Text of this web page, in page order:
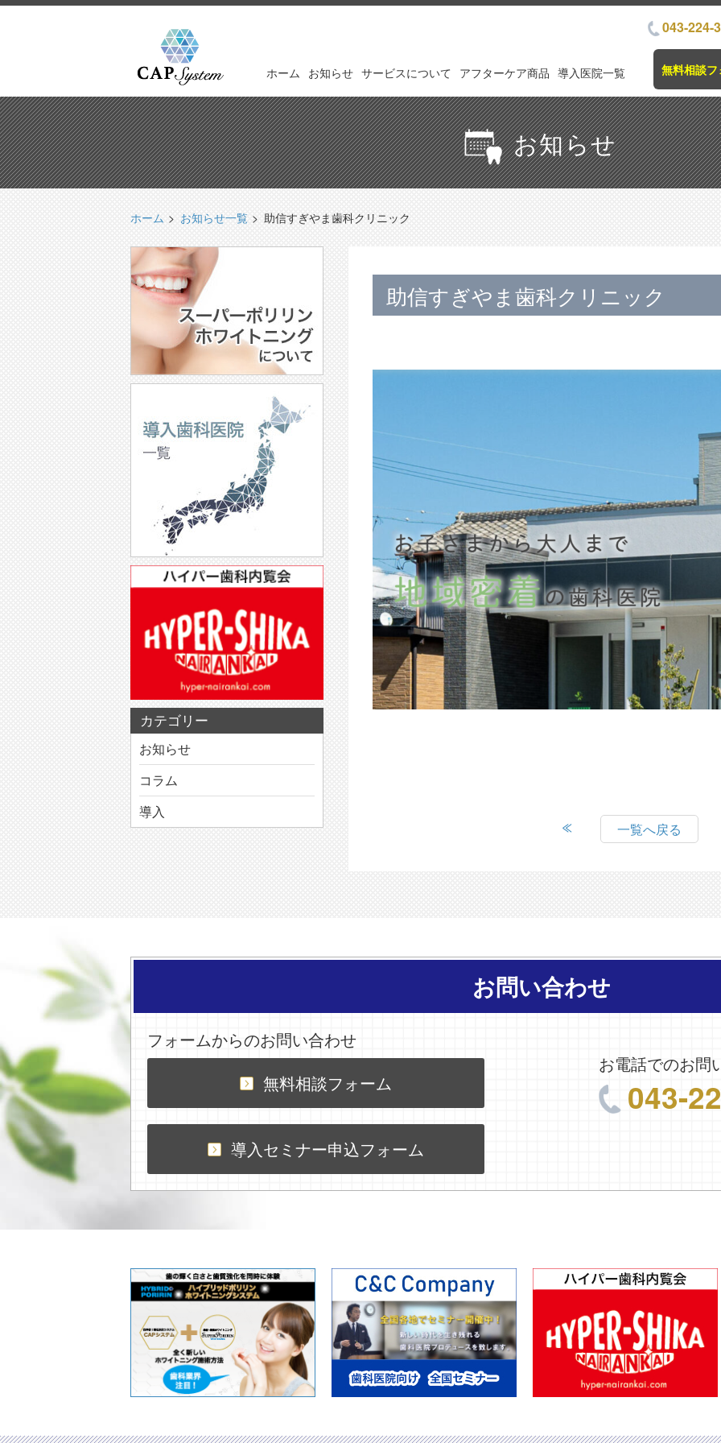
ホーム お知らせ サービスについて アフターケア商品 導入医院一覧
043-224-
無料相談
お知らせ
ホーム お知らせ一覧 助信すぎやま歯科クリニック
助信すぎやま歯科クリニック
一覧へ戻る
カテゴリー
お知らせ
コラム
導入
お問い合わせ
フォームからのお問い合わせ
無料相談フォーム
導入セミナー申込フォーム
お電話でのお問
043-